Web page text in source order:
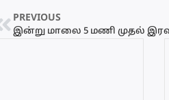
PREVIOUS